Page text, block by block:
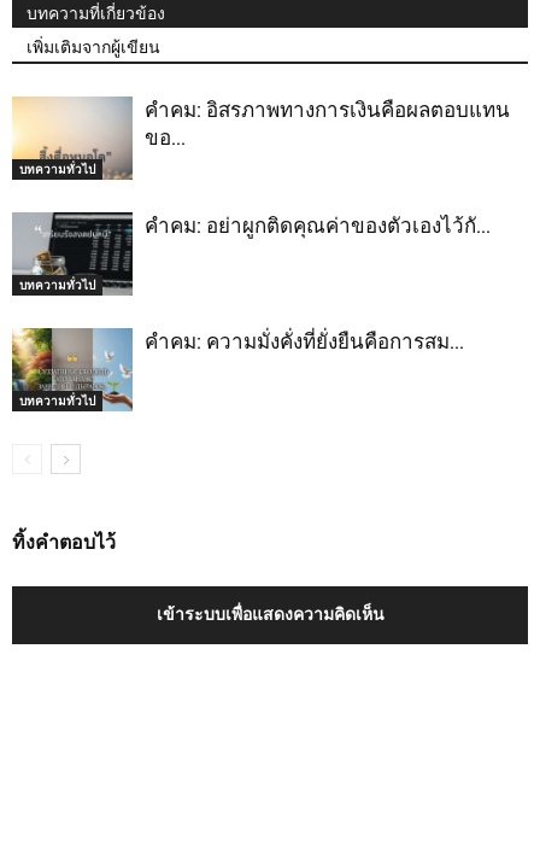
บทความที่เกี่ยวข้อง
เพิ่มเติมจากผู้เขียน
บทความทั่วไป
คำคม: อิสรภาพทางการเงินคือผลตอบแทน
ขอ…
บทความทั่วไป
คำคม: อย่าผูกติดคุณค่าของตัวเองไว้กั…
บทความทั่วไป
คำคม: ความมั่งคั่งที่ยั่งยืนคือการสม…
ทิ้งคำตอบไว้
เข้าระบบเพื่อแสดงความคิดเห็น